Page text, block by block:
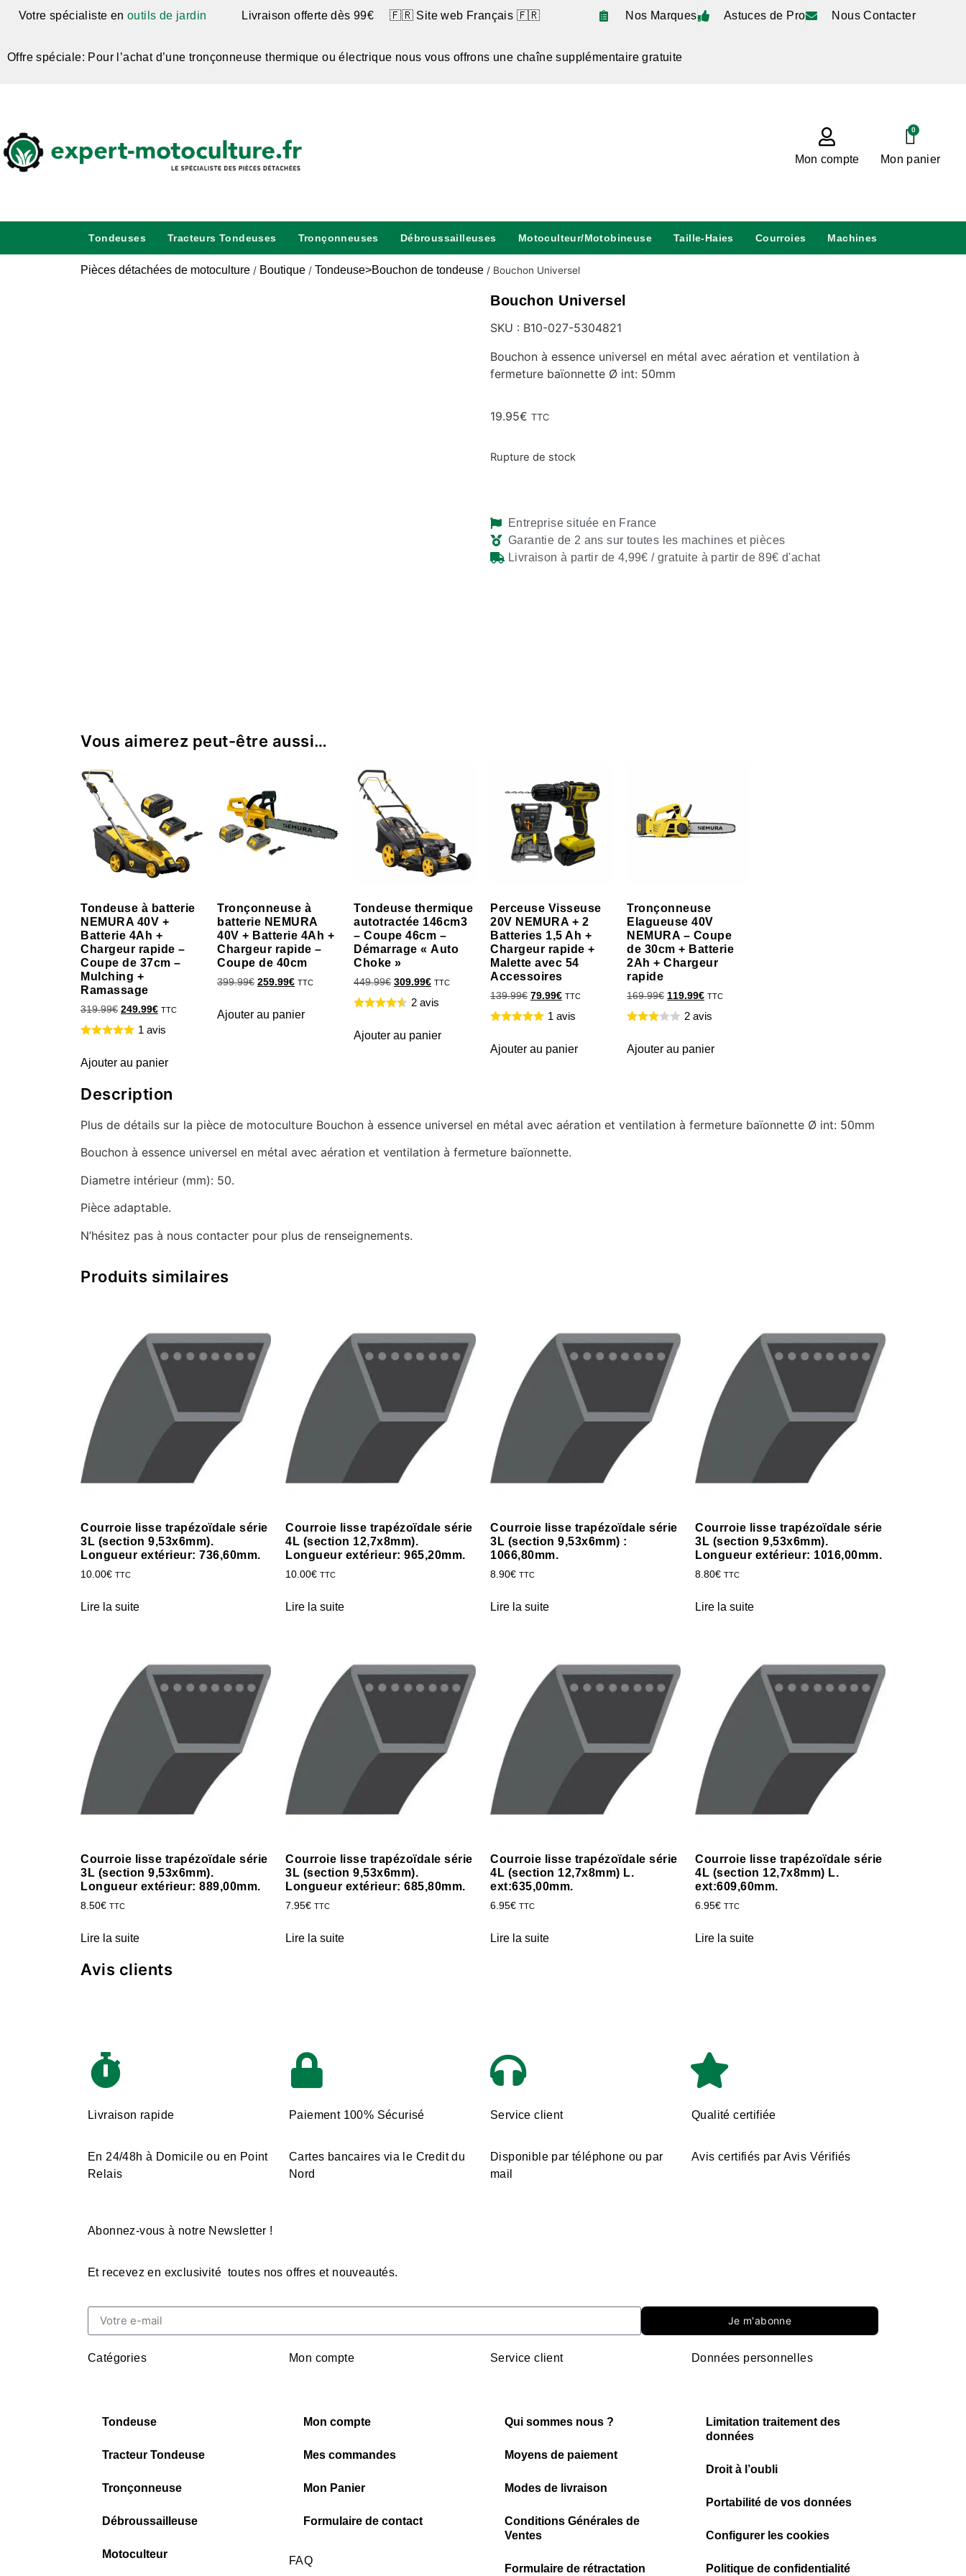
Votre spécialiste en outils de jardin Livraison offerte dès 99€ 🇫🇷 Site web Français 🇫🇷 Nos Marques Astuces de Pro Nous Contacter
Offre spéciale: Pour l’achat d’une tronçonneuse thermique ou électrique nous vous offrons une chaîne supplémentaire gratuite
Mon compte
0
Mon panier
Tondeuses Tracteurs Tondeuses Tronçonneuses Débroussailleuses Motoculteur/Motobineuse Taille-Haies Courroies Machines
Pièces détachées de motoculture / Boutique / Tondeuse>Bouchon de tondeuse / Bouchon Universel
Bouchon Universel
SKU : B10-027-5304821
Bouchon à essence universel en métal avec aération et ventilation à
fermeture baïonnette Ø int: 50mm
19.95€ TTC
Rupture de stock
Entreprise située en France
Garantie de 2 ans sur toutes les machines et pièces
Livraison à partir de 4,99€ / gratuite à partir de 89€ d'achat
Vous aimerez peut-être aussi…
Tondeuse à batterie
NEMURA 40V +
Batterie 4Ah +
Chargeur rapide –
Coupe de 37cm –
Mulching +
Ramassage
319.99€ 249.99€ TTC
1 avis
Ajouter au panier
Tronçonneuse à
batterie NEMURA
40V + Batterie 4Ah +
Chargeur rapide –
Coupe de 40cm
399.99€ 259.99€ TTC
Ajouter au panier
Tondeuse thermique
autotractée 146cm3
– Coupe 46cm –
Démarrage « Auto
Choke »
449.99€ 309.99€ TTC
2 avis
Ajouter au panier
Perceuse Visseuse
20V NEMURA + 2
Batteries 1,5 Ah +
Chargeur rapide +
Malette avec 54
Accessoires
139.99€ 79.99€ TTC
1 avis
Ajouter au panier
Tronçonneuse
Elagueuse 40V
NEMURA – Coupe
de 30cm + Batterie
2Ah + Chargeur
rapide
169.99€ 119.99€ TTC
2 avis
Ajouter au panier
Description
Plus de détails sur la pièce de motoculture Bouchon à essence universel en métal avec aération et ventilation à fermeture baïonnette Ø int: 50mm
Bouchon à essence universel en métal avec aération et ventilation à fermeture baïonnette.
Diametre intérieur (mm): 50.
Pièce adaptable.
N’hésitez pas à nous contacter pour plus de renseignements.
Produits similaires
Courroie lisse trapézoïdale série
3L (section 9,53x6mm).
Longueur extérieur: 736,60mm.
10.00€ TTC
Lire la suite
Courroie lisse trapézoïdale série
4L (section 12,7x8mm).
Longueur extérieur: 965,20mm.
10.00€ TTC
Lire la suite
Courroie lisse trapézoïdale série
3L (section 9,53x6mm) :
1066,80mm.
8.90€ TTC
Lire la suite
Courroie lisse trapézoïdale série
3L (section 9,53x6mm).
Longueur extérieur: 1016,00mm.
8.80€ TTC
Lire la suite
Courroie lisse trapézoïdale série
3L (section 9,53x6mm).
Longueur extérieur: 889,00mm.
8.50€ TTC
Lire la suite
Courroie lisse trapézoïdale série
3L (section 9,53x6mm).
Longueur extérieur: 685,80mm.
7.95€ TTC
Lire la suite
Courroie lisse trapézoïdale série
4L (section 12,7x8mm) L.
ext:635,00mm.
6.95€ TTC
Lire la suite
Courroie lisse trapézoïdale série
4L (section 12,7x8mm) L.
ext:609,60mm.
6.95€ TTC
Lire la suite
Avis clients
Livraison rapide
En 24/48h à Domicile ou en Point
Relais
Paiement 100% Sécurisé
Cartes bancaires via le Credit du
Nord
Service client
Disponible par téléphone ou par
mail
Qualité certifiée
Avis certifiés par Avis Vérifiés
Abonnez-vous à notre Newsletter !
Et recevez en exclusivité toutes nos offres et nouveautés.
Je m'abonne
Catégories
Tondeuse
Tracteur Tondeuse
Tronçonneuse
Débroussailleuse
Motoculteur
Mon compte
Mon compte
Mes commandes
Mon Panier
Formulaire de contact
FAQ
Service client
Qui sommes nous ?
Moyens de paiement
Modes de livraison
Conditions Générales de
Ventes
Formulaire de rétractation
Données personnelles
Limitation traitement des
données
Droit à l’oubli
Portabilité de vos données
Configurer les cookies
Politique de confidentialité